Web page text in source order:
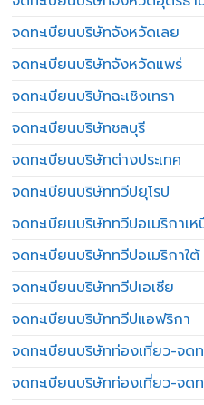
จดทะเบียนบริษัทจังหวัดเลย
จดทะเบียนบริษัทจังหวัดแพร่
จดทะเบียนบริษัทฉะเชิงเทรา
จดทะเบียนบริษัทชลบุรี
จดทะเบียนบริษัทต่างประเทศ
จดทะเบียนบริษัททวีปยุโรป
จดทะเบียนบริษัททวีปอเมริกาเห
จดทะเบียนบริษัททวีปอเมริกาใต้
จดทะเบียนบริษัททวีปเอเชีย
จดทะเบียนบริษัททวีปแอฟริกา
จดทะเบียนบริษัทท่องเที่ยว-จด
จดทะเบียนบริษัทท่องเที่ยว-จด